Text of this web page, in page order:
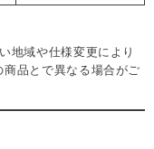
地域や仕様変更により
品とで異なる場合がご